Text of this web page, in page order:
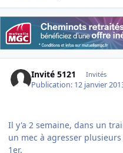
Invité 5121 Invités
Publication: 12 janvier
Il y'a 2 semaine, dans un
un mec à agresser
1er.